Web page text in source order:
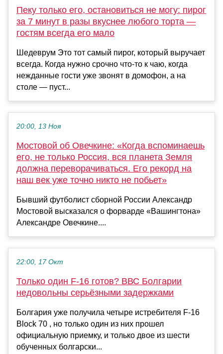
Пеку только его, остановиться не могу: пирог
за 7 минут в разы вкуснее любого торта —
гостям всегда его мало
Шедеврум Это тот самый пирог, который выручает
всегда. Когда нужно срочно что-то к чаю, когда
нежданные гости уже звонят в домофон, а на
столе — пуст...
20:00, 13 Ноя
Мостовой об Овечкине: «Когда вспоминаешь
его, не только Россия, вся планета Земля
должна переворачиваться. Его рекорд на
наш век уже точно никто не побьет»
Бывший футболист сборной России Александр
Мостовой высказался о форварде «Вашингтона»
Александре Овечкине....
22:00, 17 Окт
Только один F-16 готов? ВВС Болгарии
недовольны серьёзными задержками
Болгария уже получила четыре истребителя F-16
Block 70 , но только один из них прошел
официальную приемку, и только двое из шести
обученных болгарски...